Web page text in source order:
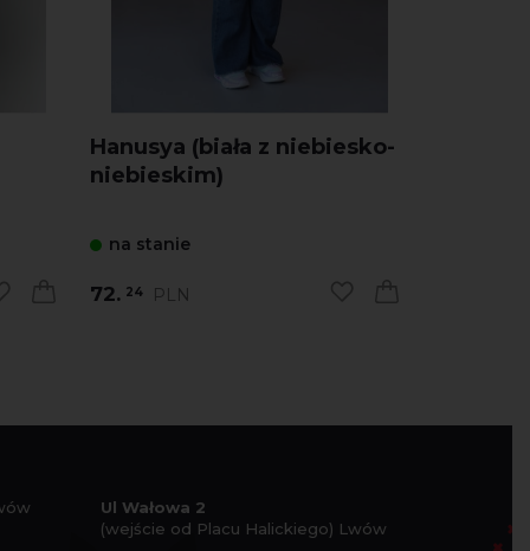
Hanusya (biała z niebiesko-
niebieskim)
na stanie
72. 24 PLN
Ul Wałowa 2
(wejście od Placu Halickiego) Lwów